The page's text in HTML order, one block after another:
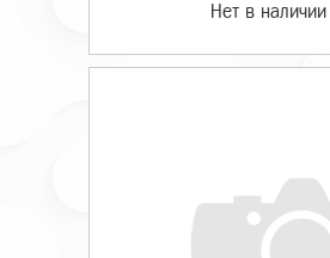
Нет в наличии